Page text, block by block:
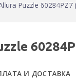
Puzzle 60284PZ7
И ДОСТАВКА